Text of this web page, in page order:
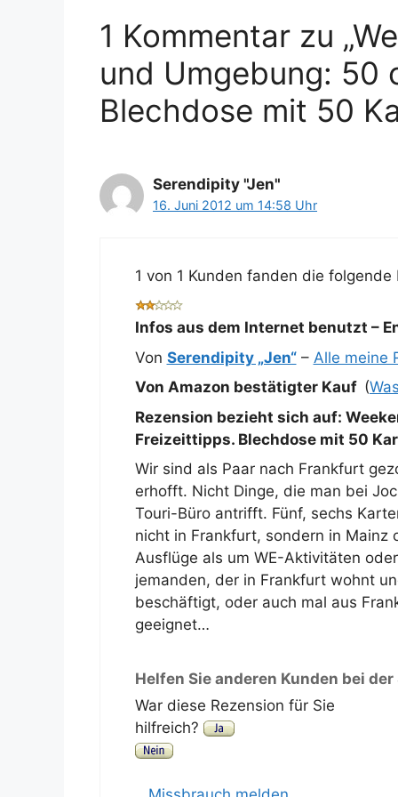
1 Kommentar zu
und Umgebung: 50
Blechdose mit 50
Serendipity "Jen"
16. Juni 2012 um 14:58 Uhr
1 von 1 Kunden fanden die folgende
Infos aus dem Internet benutzt –
Von Serendipity „Jen“– Alle meine
Von Amazon bestätigter Kauf (
Rezension bezieht sich auf:
Freizeittipps. Blechdose mit 50
Wir sind als Paar nach Frankfurt
erhofft. Nicht Dinge, die man bei
Touri-Büro antrifft. Fünf, sechs
nicht in Frankfurt, sondern in Mainz
Ausflüge als um WE-Aktivitäten
jemanden, der in Frankfurt wohnt
beschäftigt, oder auch mal aus
geeignet…
Helfen Sie anderen Kunden bei
War diese Rezension für Sie
hilfreich?